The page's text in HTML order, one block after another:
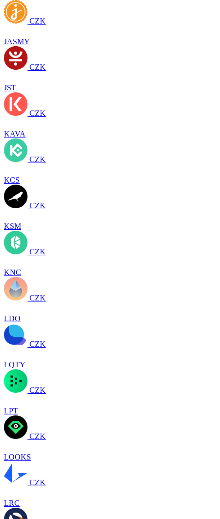
CZK
JASMY
CZK
JST
CZK
KAVA
CZK
KCS
CZK
KSM
CZK
KNC
CZK
LDO
CZK
LQTY
CZK
LPT
CZK
LOOKS
CZK
LRC